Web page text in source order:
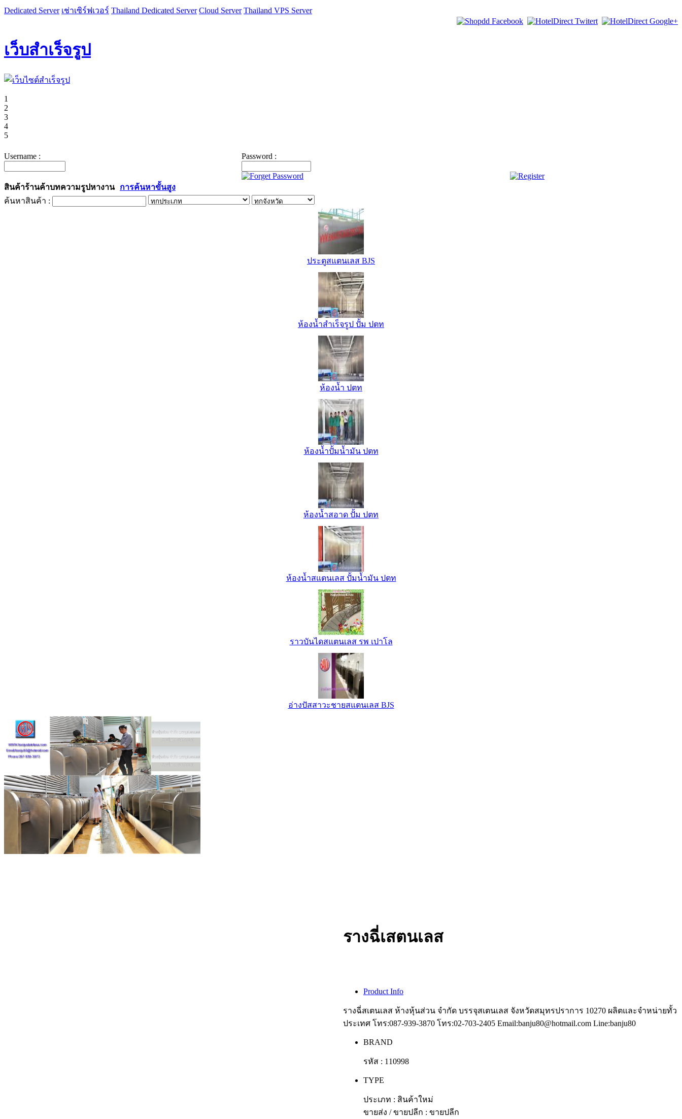
Dedicated Server เช่าเซิร์ฟเวอร์ Thailand Dedicated Server Cloud Server Thailand VPS Server
เว็บสำเร็จรูป
1
2
3
4
5
Username : Password :
สินค้าร้านค้าบทความรูปหางาน
การค้นหาขั้นสูง
ค้นหาสินค้า :
ประตูสแตนเลส BJS
ห้องน้ำสำเร็จรูป ปั้ม ปตท
ห้องน้ำ ปตท
ห้องน้ำปั้มน้ำมัน ปตท
ห้องน้ำสอาด ปั้ม ปตท
ห้องน้ำสแตนเลส ปั้มน้ำมัน ปตท
ราวบันไดสแตนเลส รพ เปาโล
อ่างปัสสาวะชายสแตนเลส BJS
รางฉี่เสตนเลส
Product Info
รางฉี่สเตนเลส ห้างหุ้นส่วน จำกัด บรรจุสเตนเลส จังหวัดสมุทรปราการ 10270 ผลิตและจำหน่ายทั้ว
ประเทศ โทร:087-939-3870 โทร:02-703-2405 Email:banju80@hotmail.com Line:banju80
BRAND
รหัส : 110998
TYPE
ประเภท : สินค้าใหม่
ขายส่ง / ขายปลีก : ขายปลีก